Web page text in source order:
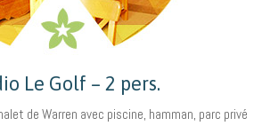
Le Golf – 2 pers.
de Warren avec piscine, hamman, parc privé